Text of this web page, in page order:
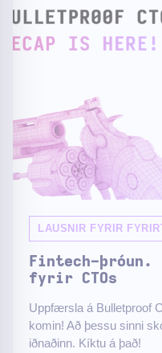
LAUSNIR FYRIR
Fintech-
fyrir CTOs
Uppfærsla á Bulletproof
komin! Að þessu sinni
iðnaðinn. Kíktu á það!